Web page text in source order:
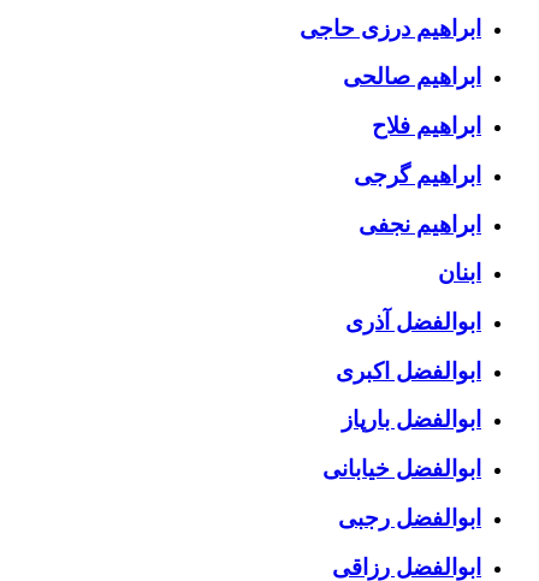
ابراهیم درزی حاجی
ابراهیم صالحی
ابراهیم فلاح
ابراهیم گرجی
ابراهیم نجفی
ابنان
ابوالفضل آذری
ابوالفضل اکبری
ابوالفضل بارپاز
ابوالفضل خیابانی
ابوالفضل رجبی
ابوالفضل رزاقی